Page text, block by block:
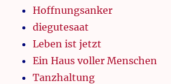
Hoffnungsanker
diegutesaat
Leben ist jetzt
Ein Haus voller Menschen
Tanzhaltung